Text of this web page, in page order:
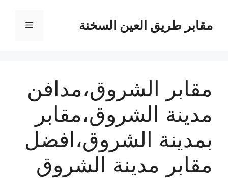
المحتوىمقابر طريق العين السخنة القائمة
مقابر الشروق،مدافن
مدينة الشروق،مقابر
بمدينة الشروق،افضل
مقابر مدينة الشروق